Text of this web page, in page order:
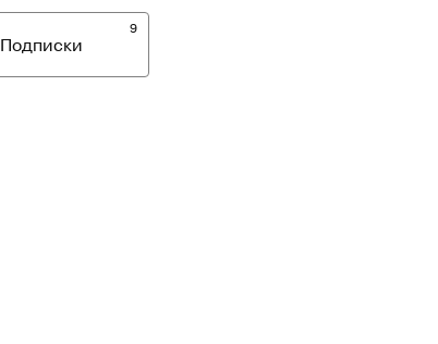
9
Подписки